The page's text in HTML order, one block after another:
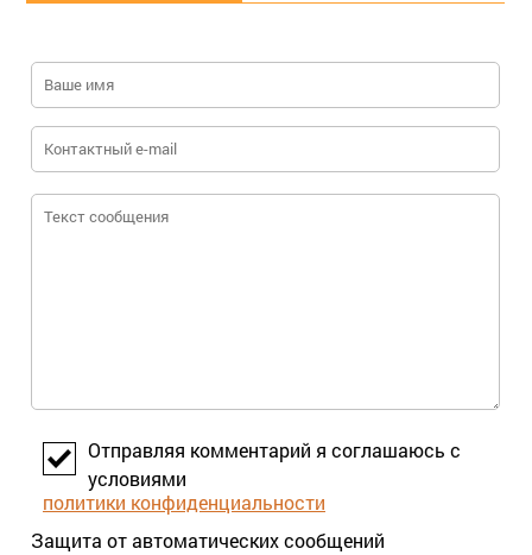
Отправляя комментарий я соглашаюсь с
условиями
политики конфиденциальности
Защита от автоматических сообщений